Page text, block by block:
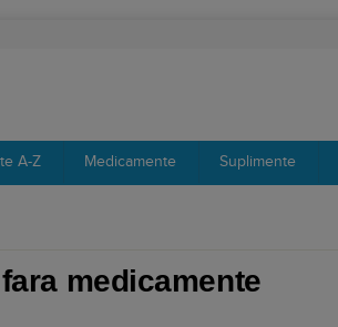
A-Z Medicamente Suplimente
medicamente